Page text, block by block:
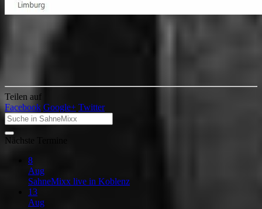
Teilen auf
Facebook Google+ Twitter
Nächste Termine
8
Aug
SahneMixx live in Koblenz
13
Aug